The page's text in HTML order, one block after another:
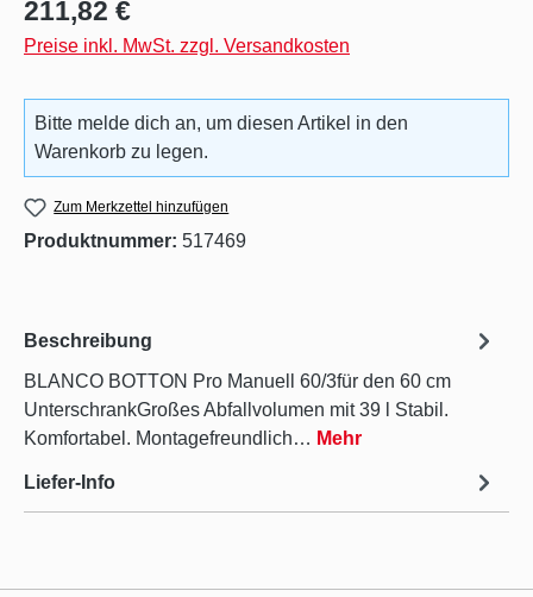
211,82 €
Preise inkl. MwSt. zzgl. Versandkosten
Bitte melde dich an, um diesen Artikel in den
Warenkorb zu legen.
Zum Merkzettel hinzufügen
Produktnummer: 517469
Beschreibung
BLANCO BOTTON Pro Manuell 60/3für den 60 cm
UnterschrankGroßes Abfallvolumen mit 39 l Stabil.
Komfortabel. Montagefreundlich… Mehr
Liefer-Info